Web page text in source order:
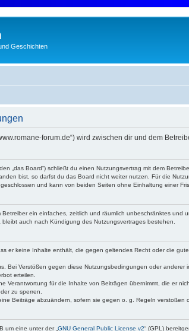
Geschichten
forum.de“) wird zwischen dir und dem
„das Board“) schließt du einen Nutzungsvertrag mit dem
bist, so darfst du das Board nicht weiter nutzen. Für die
und kann von beiden Seiten ohne Einhaltung einer
ein einfaches, zeitlich und räumlich unbeschränktes und
auch nach Kündigung des Nutzungsvertrages bestehen.
er keine Inhalte enthält, die gegen geltendes Recht oder die
Bei Verstößen gegen diese Nutzungsbedingungen oder
erteilen.
Verantwortung für die Inhalte von Beiträgen übernimmt, die er
zu sperren.
Beiträge abzuändern, sofern sie gegen o. g. Regeln verstoßen
um eine unter der „ GNU General Public License v2“ (GPL)